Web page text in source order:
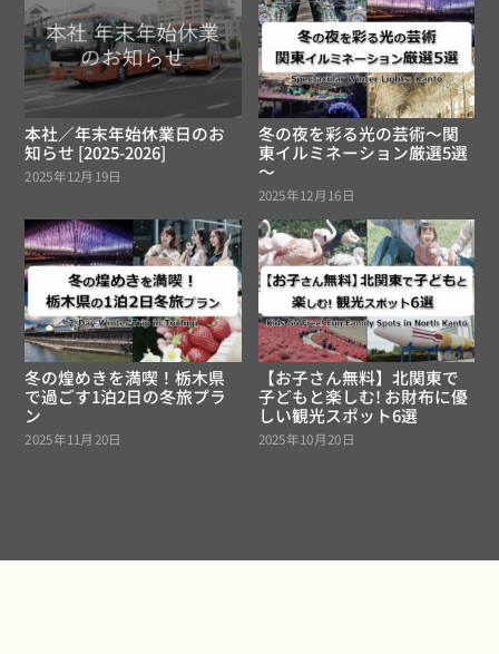
本社／年末年始休業日のお
知らせ [2025-2026]
2025年12月19日
冬の夜を彩る光の芸術～関
東イルミネーション厳選5選
～
2025年12月16日
冬の煌めきを満喫！栃木県
で過ごす1泊2日の冬旅プラ
ン
2025年11月20日
【お子さん無料】北関東で
子どもと楽しむ! お財布に優
しい観光スポット6選
2025年10月20日